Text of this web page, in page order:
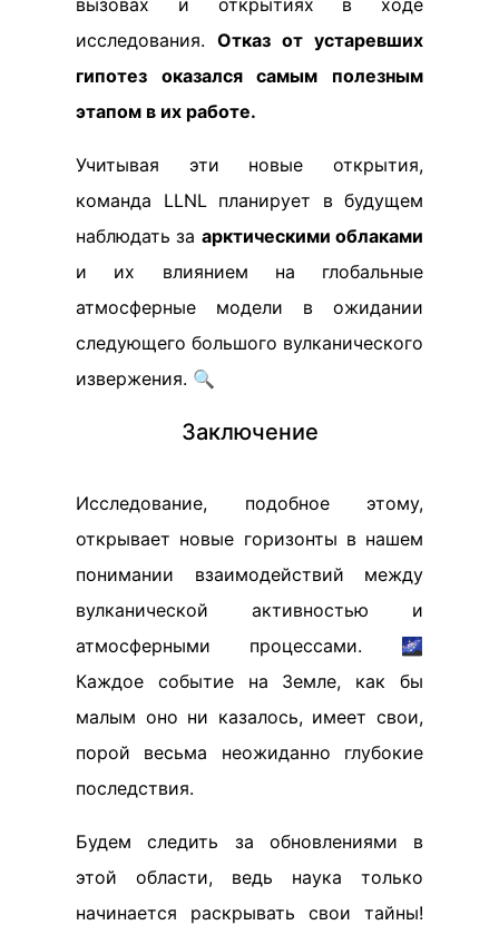
вызовах и открытиях в ходе
исследования. Отказ от устаревших
гипотез оказался самым полезным
этапом в их работе.
Учитывая эти новые открытия,
команда LLNL планирует в будущем
наблюдать за арктическими облаками
и их влиянием на глобальные
атмосферные модели в ожидании
следующего большого вулканического
извержения. 🔍
Заключение
Исследование, подобное этому,
открывает новые горизонты в нашем
понимании взаимодействий между
вулканической активностью и
атмосферными процессами. 🌌
Каждое событие на Земле, как бы
малым оно ни казалось, имеет свои,
порой весьма неожиданно глубокие
последствия.
Будем следить за обновлениями в
этой области, ведь наука только
начинается раскрывать свои тайны!